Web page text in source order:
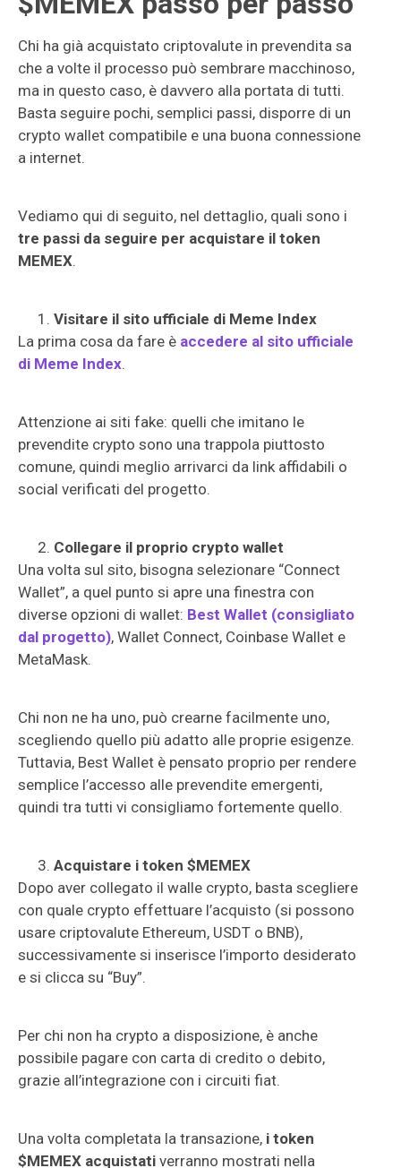
Chi ha già acquistato criptovalute in prevendita sa
che a volte il processo può sembrare macchinoso,
ma in questo caso, è davvero alla portata di tutti.
Basta seguire pochi, semplici passi, disporre di un
crypto wallet compatibile e una buona connessione
a internet.
Vediamo qui di seguito, nel dettaglio, quali sono i
tre passi da seguire per acquistare il token
MEMEX.
Visitare il sito ufficiale di Meme Index
La prima cosa da fare è accedere al sito ufficiale
di Meme Index.
Attenzione ai siti fake: quelli che imitano le
prevendite crypto sono una trappola piuttosto
comune, quindi meglio arrivarci da link affidabili o
social verificati del progetto.
Collegare il proprio crypto wallet
Una volta sul sito, bisogna selezionare “Connect
Wallet”, a quel punto si apre una finestra con
diverse opzioni di wallet: Best Wallet (consigliato
dal progetto), Wallet Connect, Coinbase Wallet e
MetaMask.
Chi non ne ha uno, può crearne facilmente uno,
scegliendo quello più adatto alle proprie esigenze.
Tuttavia, Best Wallet è pensato proprio per rendere
semplice l’accesso alle prevendite emergenti,
quindi tra tutti vi consigliamo fortemente quello.
Acquistare i token $MEMEX
Dopo aver collegato il walle crypto, basta scegliere
con quale crypto effettuare l’acquisto (si possono
usare criptovalute Ethereum, USDT o BNB),
successivamente si inserisce l’importo desiderato
e si clicca su “Buy”.
Per chi non ha crypto a disposizione, è anche
possibile pagare con carta di credito o debito,
grazie all’integrazione con i circuiti fiat.
Una volta completata la transazione, i token
$MEMEX acquistati verranno mostrati nella